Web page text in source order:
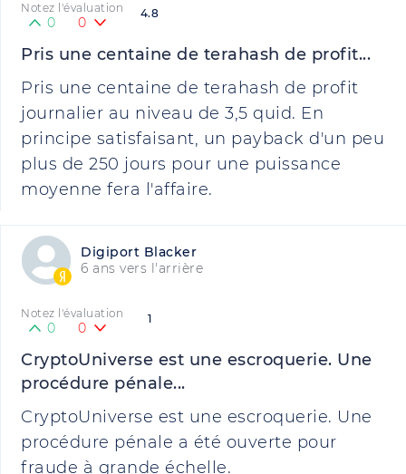
4.8
Notez l'évaluation
0 0
Pris une centaine de terahash de profit...
Pris une centaine de terahash de profit
journalier au niveau de 3,5 quid. En
principe satisfaisant, un payback d'un peu
plus de 250 jours pour une puissance
moyenne fera l'affaire.
Digiport Blacker
6 ans vers l'arrière
1
Notez l'évaluation
0 0
CryptoUniverse est une escroquerie. Une
procédure pénale...
CryptoUniverse est une escroquerie. Une
procédure pénale a été ouverte pour
fraude à grande échelle.